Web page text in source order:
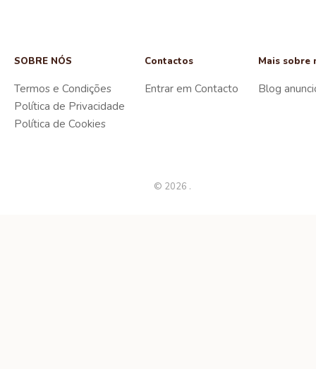
SOBRE NÓS
Termos e Condições
Política de Privacidade
Política de Cookies
Contactos
Entrar em Contacto
Mais sobre
Blog
© 2026 .